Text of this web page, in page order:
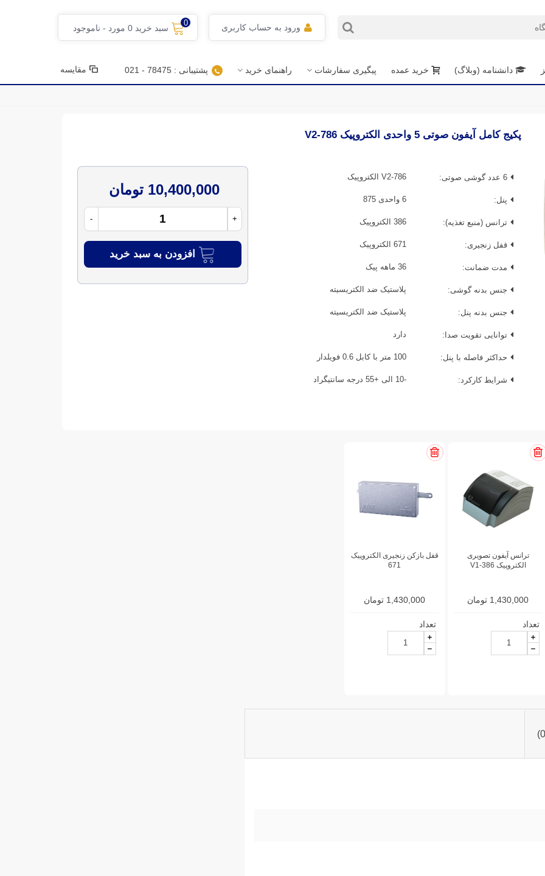
ورود به حساب کاربری
0
سبد خرید 0 مورد - ناموجود
دانشنامه (وبلاگ) خرید عمده پیگیری سفارشات راهنمای خرید پشتیبانی : 78475 - 021 مقایسه
پکیج کامل آیفون صوتی 5 واحدی الکتروپیک V2-786
6 عدد گوشی صوتی: V2-786 الکتروپیک
پنل: 6 واحدی 875
ترانس (منبع تغذیه): 386 الکتروپیک
قفل زنجیری: 671 الکتروپیک
مدت ضمانت: 36 ماهه پیک
جنس بدنه گوشی: پلاستیک ضد الکتریسیته
جنس بدنه پنل: پلاستیک ضد الکتریسیته
توانایی تقویت صدا: دارد
حداکثر فاصله با پنل: 100 متر با کابل 0.6 فویلدار
شرایط کارکرد: -10 الی +55 درجه سانتیگراد
10,400,000 تومان
- +
افزودن به سبد خرید
ترانس آیفون تصویری
الکتروپیک 386-V1
1,430,000 تومان
تعداد
قفل بازکن زنجیری الکتروپیک
671
1,430,000 تومان
تعداد